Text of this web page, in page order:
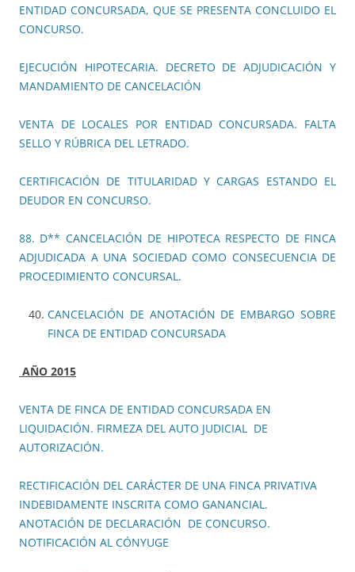
ENTIDAD CONCURSADA, QUE SE PRESENTA CONCLUIDO EL
CONCURSO.
EJECUCIÓN HIPOTECARIA. DECRETO DE ADJUDICACIÓN Y
MANDAMIENTO DE CANCELACIÓN
VENTA DE LOCALES POR ENTIDAD CONCURSADA. FALTA
SELLO Y RÚBRICA DEL LETRADO.
CERTIFICACIÓN DE TITULARIDAD Y CARGAS ESTANDO EL
DEUDOR EN CONCURSO.
88. D** CANCELACIÓN DE HIPOTECA RESPECTO DE FINCA
ADJUDICADA A UNA SOCIEDAD COMO CONSECUENCIA DE
PROCEDIMIENTO CONCURSAL.
CANCELACIÓN DE ANOTACIÓN DE EMBARGO SOBRE
FINCA DE ENTIDAD CONCURSADA
AÑO 2015
VENTA DE FINCA DE ENTIDAD CONCURSADA EN
LIQUIDACIÓN. FIRMEZA DEL AUTO JUDICIAL DE
AUTORIZACIÓN.
RECTIFICACIÓN DEL CARÁCTER DE UNA FINCA PRIVATIVA
INDEBIDAMENTE INSCRITA COMO GANANCIAL.
ANOTACIÓN DE DECLARACIÓN DE CONCURSO.
NOTIFICACIÓN AL CÓNYUGE